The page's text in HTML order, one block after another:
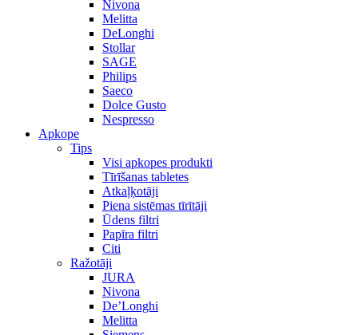
Nivona
Melitta
DeLonghi
Stollar
SAGE
Philips
Saeco
Dolce Gusto
Nespresso
Apkope
Tips
Visi apkopes produkti
Tīrīšanas tabletes
Atkaļķotāji
Piena sistēmas tīrītāji
Ūdens filtri
Papīra filtri
Citi
Ražotāji
JURA
Nivona
De’Longhi
Melitta